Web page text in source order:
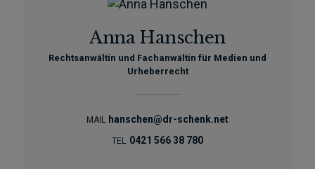
Anna Hanschen
Rechtsanwältin und Fachanwältin für Medien und
Urheberrecht
MAIL hanschen@dr-schenk.net
TEL 0421 566 38 780